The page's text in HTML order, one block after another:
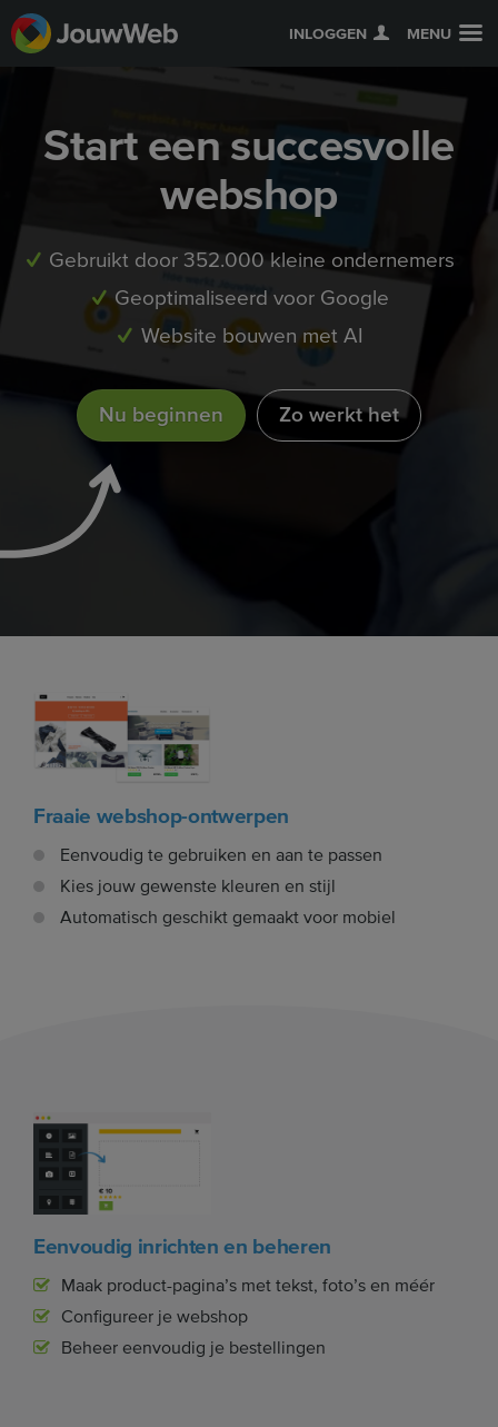
INLOGGEN MENU
Start een succesvolle
webshop
Gebruikt door 352.000 kleine ondernemers
Geoptimaliseerd voor Google
Website bouwen met AI
Nu beginnen Zo werkt het
Fraaie webshop-ontwerpen
Eenvoudig te gebruiken en aan te passen
Kies jouw gewenste kleuren en stijl
Automatisch geschikt gemaakt voor mobiel
Eenvoudig inrichten en beheren
Maak product-pagina’s met tekst, foto’s en méér
Configureer je webshop
Beheer eenvoudig je bestellingen